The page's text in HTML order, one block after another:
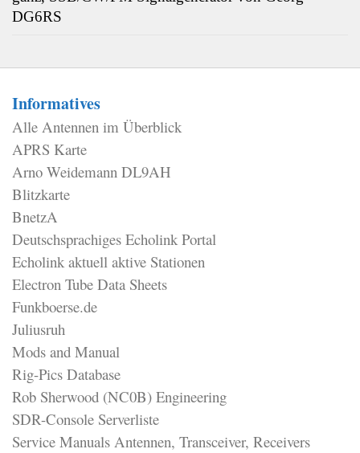
DG6RS
Informatives
Alle Antennen im Überblick
APRS Karte
Arno Weidemann DL9AH
Blitzkarte
BnetzA
Deutschsprachiges Echolink Portal
Echolink aktuell aktive Stationen
Electron Tube Data Sheets
Funkboerse.de
Juliusruh
Mods and Manual
Rig-Pics Database
Rob Sherwood (NC0B) Engineering
SDR-Console Serverliste
Service Manuals Antennen, Transceiver, Receivers